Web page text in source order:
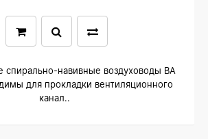
спирально-навивные воздуховоды ВА
для прокладки вентиляционного
канал..